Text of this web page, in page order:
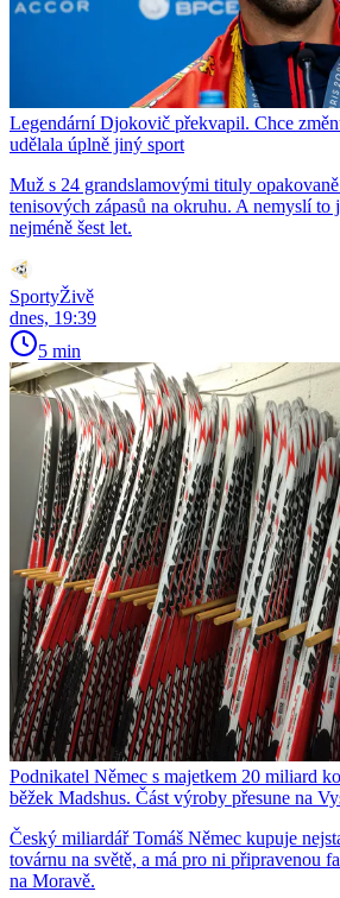
Legendární Djokovič překvapil. Chce
udělala úplně jiný sport
Muž s 24 grandslamovými tituly
tenisových zápasů na okruhu. A nemyslí
nejméně šest let.
SportyŽivě
dnes, 19:39
5 min
Podnikatel Němec s majetkem 20 miliard
běžek Madshus. Část výroby přesune na
Český miliardář Tomáš Němec kupuje
továrnu na světě, a má pro ni připravenou
na Moravě.